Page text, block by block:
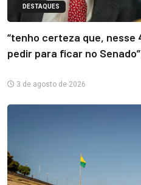
DESTAQUES
“tenho certeza que, nesse
pedir para ficar no
3 de agosto de 2026